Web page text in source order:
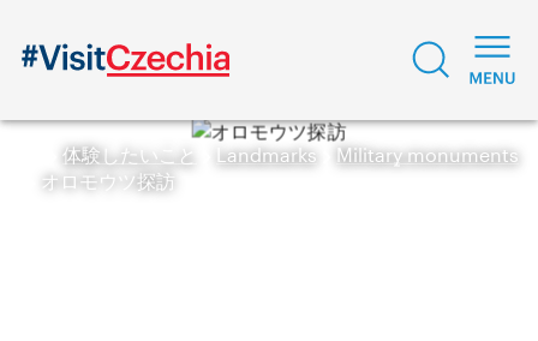
体験したいこと Landmarks
Military monuments
オロモウツ探訪